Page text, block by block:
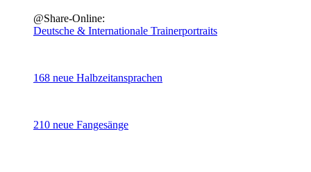
@Share-Online:
Deutsche & Internationale Trainerportraits
168 neue Halbzeitansprachen
210 neue Fangesänge